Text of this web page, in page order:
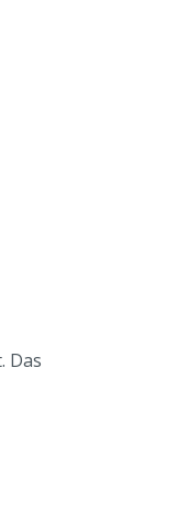
Das